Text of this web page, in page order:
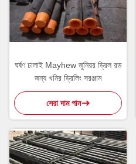
ঘর্ষণ ঢালাই Mayhew জুনিয়র ড্রিল রড
জন্য খনির ড্রিলিং সরঞ্জাম
সেরা দাম পান